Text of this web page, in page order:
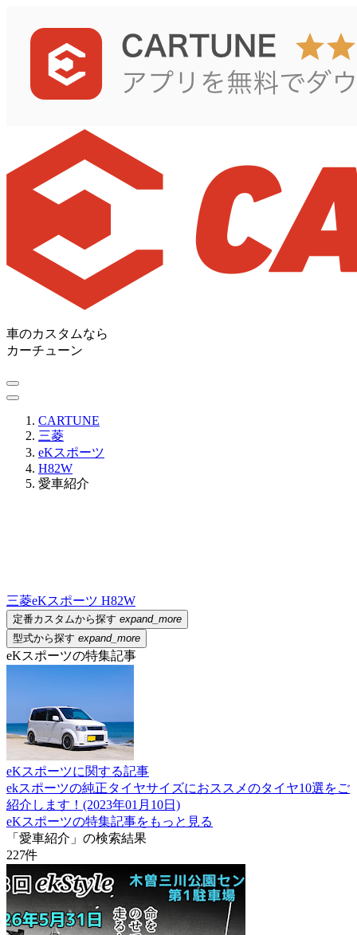
車のカスタムなら
カーチューン
CARTUNE
三菱
eKスポーツ
H82W
愛車紹介
三菱eKスポーツ H82W
定番カスタムから探す expand_more
型式から探す expand_more
eKスポーツの特集記事
eKスポーツに関する記事
ekスポーツの純正タイヤサイズにおススメのタイヤ10選をご
紹介します！(2023年01月10日)
eKスポーツの特集記事をもっと見る
「愛車紹介」の検索結果
227件